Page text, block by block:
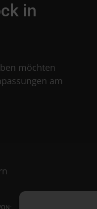
in
möchten
am